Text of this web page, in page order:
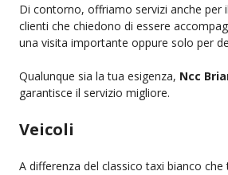
Di contorno, offriamo servizi anche per
clienti che chiedono di essere
una visita importante oppure solo per
Qualunque sia la tua esigenza, Ncc
garantisce il servizio migliore.
Veicoli
A differenza del classico taxi bianco